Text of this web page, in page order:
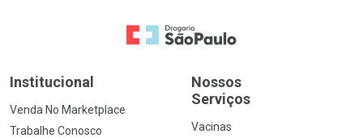
Ir para a Home
Institucional
Venda No Marketplace
Trabalhe Conosco
Nossos
Serviços
Vacinas